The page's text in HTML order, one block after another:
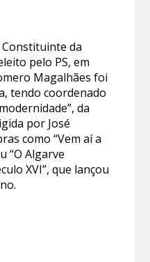
da
pelo PS, em
Magalhães foi
tendo coordenado
da
por José
como “Vem aí a
“O Algarve
XVI”, que lançou